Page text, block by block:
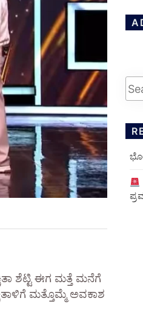
ಶೆಟ್ಟಿ ಈಗ ಮತ್ತೆ ಮನೆಗೆ
ಮತ್ತೊಮ್ಮೆ ಅವಕಾಶ